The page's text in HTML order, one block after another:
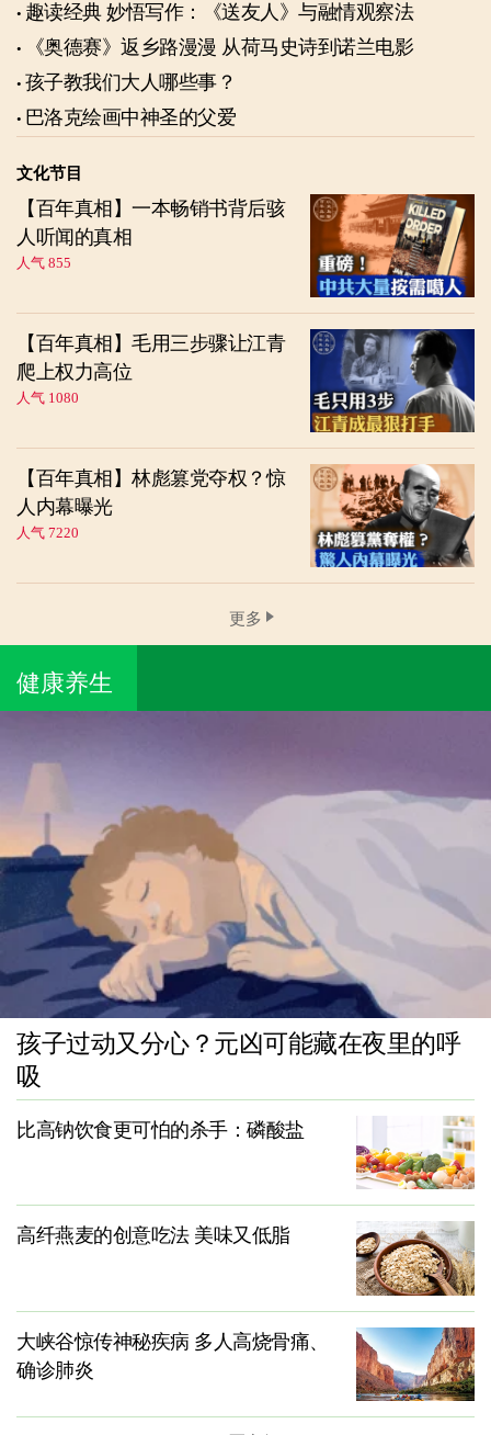
趣读经典 妙悟写作：《送友人》与融情观察法
《奥德赛》返乡路漫漫 从荷马史诗到诺兰电影
孩子教我们大人哪些事？
巴洛克绘画中神圣的父爱
文化节目
【百年真相】一本畅销书背后骇
人听闻的真相
人气 855
【百年真相】毛用三步骤让江青
爬上权力高位
人气 1080
【百年真相】林彪篡党夺权？惊
人内幕曝光
人气 7220
更多
健康养生
孩子过动又分心？元凶可能藏在夜里的呼
吸
比高钠饮食更可怕的杀手：磷酸盐
高纤燕麦的创意吃法 美味又低脂
大峡谷惊传神秘疾病 多人高烧骨痛、
确诊肺炎